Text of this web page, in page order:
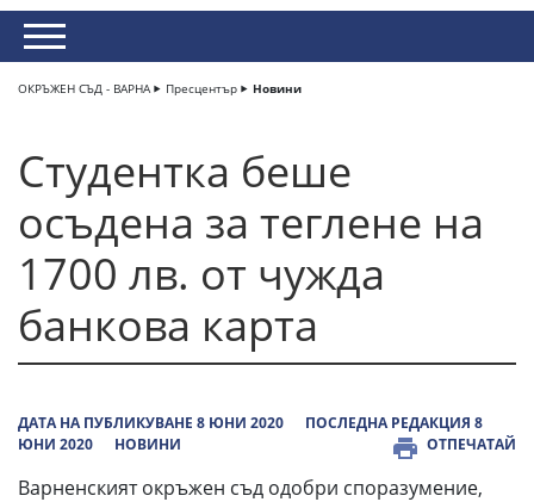
ОКРЪЖЕН СЪД - ВАРНА Пресцентър Новини
Студентка беше
осъдена за теглене на
1700 лв. от чужда
банкова карта
ДАТА НА ПУБЛИКУВАНЕ 8 ЮНИ 2020
ПОСЛЕДНА РЕДАКЦИЯ 8
ЮНИ 2020
НОВИНИ ОТПЕЧАТАЙ
Варненският окръжен съд одобри споразумение,